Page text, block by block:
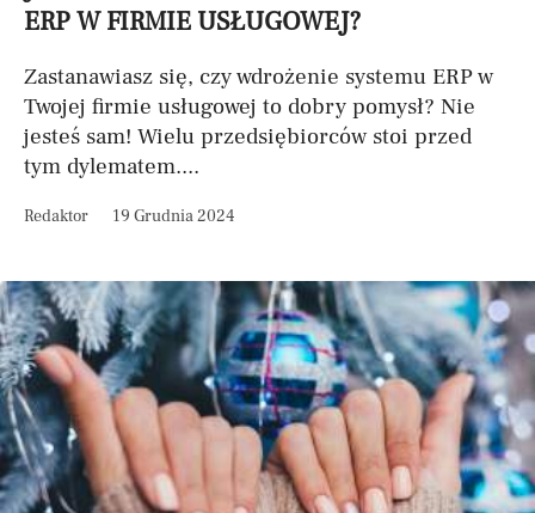
ERP W FIRMIE USŁUGOWEJ?
Zastanawiasz się, czy wdrożenie systemu ERP w
Twojej firmie usługowej to dobry pomysł? Nie
jesteś sam! Wielu przedsiębiorców stoi przed
tym dylematem....
Redaktor 19 Grudnia 2024